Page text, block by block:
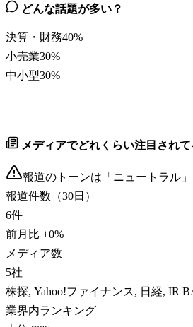
どんな話題が多い？
決算・財務40%
小売業30%
中小型30%
メディアでどれくらい注目されて
報道のトーンは「 ニュートラル 」
報道件数（30日）
6件
前月比 +0%
メディア数
5社
株探, Yahoo!ファイナンス, 日経, IR
業界内ランキング